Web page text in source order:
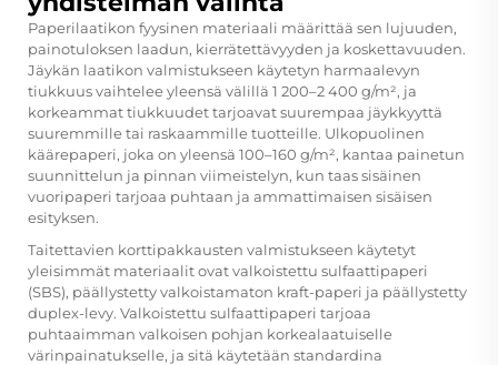
Paperilaatikon fyysinen materiaali määrittää sen lujuuden,
painotuloksen laadun, kierrätettävyyden ja koskettavuuden.
Jäykän laatikon valmistukseen käytetyn harmaalevyn
tiukkuus vaihtelee yleensä välillä 1 200–2 400 g/m², ja
korkeammat tiukkuudet tarjoavat suurempaa jäykkyyttä
suuremmille tai raskaammille tuotteille. Ulkopuolinen
käärepaperi, joka on yleensä 100–160 g/m², kantaa painetun
suunnittelun ja pinnan viimeistelyn, kun taas sisäinen
vuoripaperi tarjoaa puhtaan ja ammattimaisen sisäisen
esityksen.
Taitettavien korttipakkausten valmistukseen käytetyt
yleisimmät materiaalit ovat valkoistettu sulfaattipaperi
(SBS), päällystetty valkoistamaton kraft-paperi ja päällystetty
duplex-levy. Valkoistettu sulfaattipaperi tarjoaa
puhtaaimman valkoisen pohjan korkealaatuiselle
värinpainatukselle, ja sitä käytetään standardina